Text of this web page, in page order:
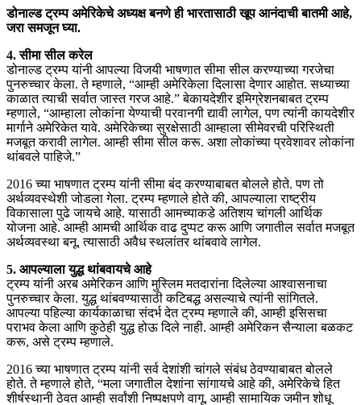
डोनाल्ड ट्रम्प अमेरिकेचे अध्यक्ष बनणे ही भारतासाठी खूप आनंदाची बातमी आहे,
जरा समजून घ्या.
4. सीमा सील करेल
डोनाल्ड ट्रम्प यांनी आपल्या विजयी भाषणात सीमा सील करण्याच्या गरजेचा
पुनरुच्चार केला. ते म्हणाले, “आम्ही अमेरिकेला दिलासा देणार आहोत. सध्याच्या
काळात त्याची सर्वात जास्त गरज आहे.” बेकायदेशीर इमिग्रेशनबाबत ट्रम्प
म्हणाले, “आम्हाला लोकांना येण्याची परवानगी द्यावी लागेल, पण त्यांनी कायदेशीर
मार्गाने अमेरिकेत यावे. अमेरिकेच्या सुरक्षेसाठी आम्हाला सीमेवरची परिस्थिती
मजबूत करावी लागेल. आम्ही सीमा सील करू. अशा लोकांच्या प्रवेशावर लोकांना
थांबवले पाहिजे.”
2016 च्या भाषणात ट्रम्प यांनी सीमा बंद करण्याबाबत बोलले होते. पण तो
अर्थव्यवस्थेशी जोडला गेला. ट्रम्प म्हणाले होते की, आपल्याला राष्ट्रीय
विकासाला पुढे जायचे आहे. यासाठी आमच्याकडे अतिशय चांगली आर्थिक
योजना आहे. आम्ही आमची आर्थिक वाढ दुप्पट करू आणि जगातील सर्वात मजबूत
अर्थव्यवस्था बनू. त्यासाठी अवैध स्थलांतर थांबवावे लागेल.
5. आपल्याला युद्ध थांबवायचे आहे
ट्रम्प यांनी अरब अमेरिकन आणि मुस्लिम मतदारांना दिलेल्या आश्वासनाचा
पुनरुच्चार केला. युद्ध थांबवण्यासाठी कटिबद्ध असल्याचे त्यांनी सांगितले.
आपल्या पहिल्या कार्यकाळाचा संदर्भ देत ट्रम्प म्हणाले की, आम्ही इसिसचा
पराभव केला आणि कुठेही युद्ध होऊ दिले नाही. आम्ही अमेरिकन सैन्याला बळकट
करू, असे ट्रम्प म्हणाले.
2016 च्या भाषणात ट्रम्प यांनी सर्व देशांशी चांगले संबंध ठेवण्याबाबत बोलले
होते. ते म्हणाले होते, “मला जगातील देशांना सांगायचे आहे की, अमेरिकेचे हित
शीर्षस्थानी ठेवत आम्ही सर्वांशी निष्पक्षपणे वागू. आम्ही सामायिक जमीन शोधू